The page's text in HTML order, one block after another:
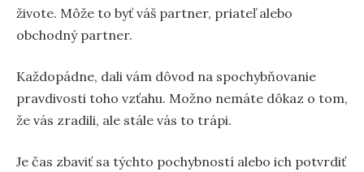
živote. Môže to byť váš partner, priateľ alebo
obchodný partner.
Každopádne, dali vám dôvod na spochybňovanie
pravdivosti toho vzťahu. Možno nemáte dôkaz o tom,
že vás zradili, ale stále vás to trápi.
Je čas zbaviť sa týchto pochybností alebo ich potvrdiť